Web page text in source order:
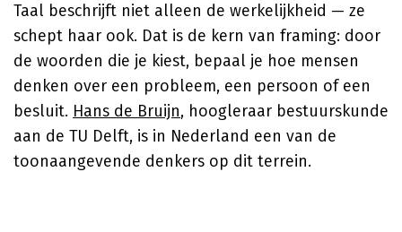
Taal beschrijft niet alleen de werkelijkheid — ze
schept haar ook. Dat is de kern van framing: door
de woorden die je kiest, bepaal je hoe mensen
denken over een probleem, een persoon of een
besluit. Hans de Bruijn, hoogleraar bestuurskunde
aan de TU Delft, is in Nederland een van de
toonaangevende denkers op dit terrein.